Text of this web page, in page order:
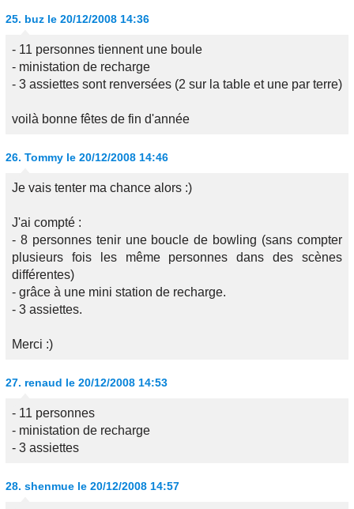
25. buz le 20/12/2008 14:36
- 11 personnes tiennent une boule
- ministation de recharge
- 3 assiettes sont renversées (2 sur la table et une par terre)
voilà bonne fêtes de fin d'année
26. Tommy le 20/12/2008 14:46
Je vais tenter ma chance alors :)
J'ai compté :
- 8 personnes tenir une boucle de bowling (sans compter
plusieurs fois les même personnes dans des scènes
différentes)
- grâce à une mini station de recharge.
- 3 assiettes.
Merci :)
27. renaud le 20/12/2008 14:53
- 11 personnes
- ministation de recharge
- 3 assiettes
28. shenmue le 20/12/2008 14:57